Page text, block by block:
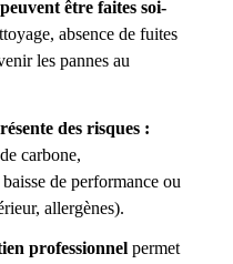
être faites soi-
absence de fuites
les pannes au
des risques :
carbone,
de performance ou
allergènes).
professionnel permet